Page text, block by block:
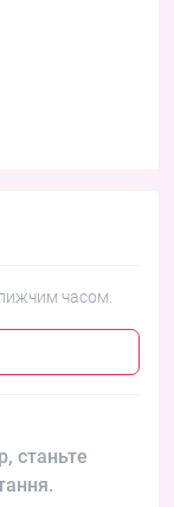
часом.
станьте